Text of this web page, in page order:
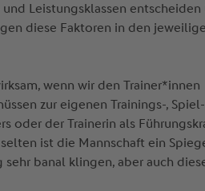
Leistungsklassen entscheiden
diese Faktoren in den
wenn wir den Trainer*innen
zur eigenen Trainings-,
oder der Trainerin als
ist die Mannschaft ein
banal klingen, aber auch